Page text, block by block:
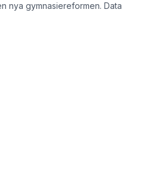
nya gymnasiereformen. Data